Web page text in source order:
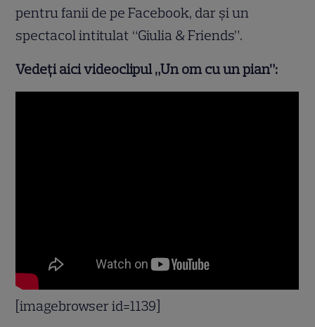
pentru fanii de pe Facebook, dar şi un
spectacol intitulat “Giulia & Friends”.
Vedeţi aici videoclipul „Un om cu un pian”:
[imagebrowser id=1139]